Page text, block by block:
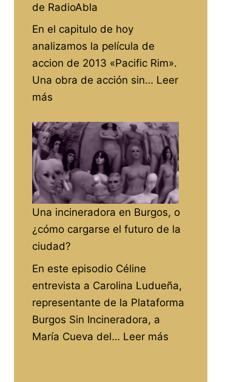
de RadioAbla
En el capitulo de hoy
analizamos la película de
accion de 2013 «Pacific Rim».
Una obra de acción sin… Leer
más:
rim»
en
Alegrame
el
día
de
RadioAbla
Una incineradora en Burgos, o
¿cómo cargarse el futuro de la
ciudad?
En este episodio Céline
entrevista a Carolina Ludueña,
representante de la Plataforma
Burgos Sin Incineradora, a
María Cueva del… Leer más: